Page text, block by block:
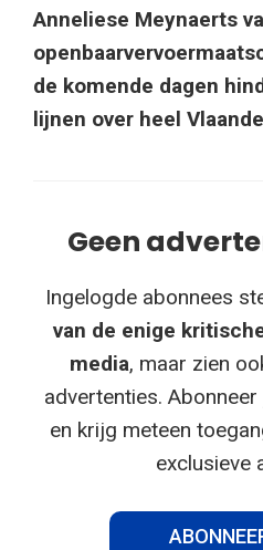
Anneliese Meynaerts
de komende dagen
lijnen over heel
Geen
Ingelogde abonnees
van de enige
media, maar zien
advertenties.
en krijg meteen
exclusieve